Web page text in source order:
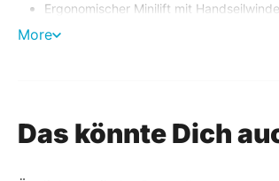
Ergonomischer Minilift mit Handseilwinde
Kompakt und sehr wendig, auch auf
Technische Daten:
More
Das könnte Dich